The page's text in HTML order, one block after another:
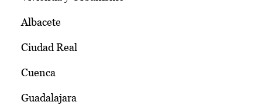
Albacete
Ciudad Real
Cuenca
Guadalajara